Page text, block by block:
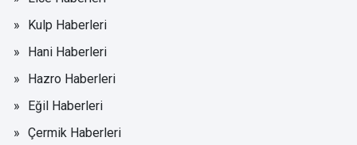
Kulp Haberleri
Hani Haberleri
Hazro Haberleri
Eğil Haberleri
Çermik Haberleri